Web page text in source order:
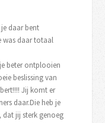
daar bent
was daar totaal
beter ontplooien
beslissing van
Jij komt er
daar.Die heb je
dat jij sterk genoeg